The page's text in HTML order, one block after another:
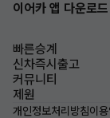
이어카 앱 다운로드
빠른승계
신차즉시출고
커뮤니티
제원
개인정보처리방침이